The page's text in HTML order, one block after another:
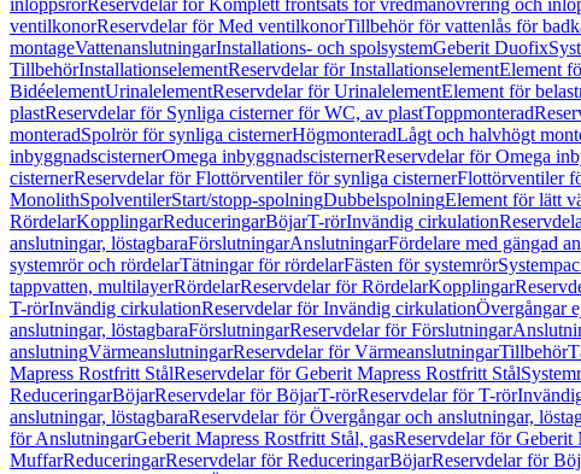
inloppsrörReservdelar för Komplett frontsats för vredmanövrering och
ventilkonorReservdelar för Med ventilkonorTillbehör för vattenlås för
montageVattenanslutningarInstallations- och spolsystemGeberit Duofix
TillbehörInstallationselementReservdelar för InstallationselementElement
BidéelementUrinalelementReservdelar för UrinalelementElement för
plastReservdelar för Synliga cisterner för WC, av plastToppmonterad
monteradSpolrör för synliga cisternerHögmonteradLågt och halvhögt
inbyggnadscisternerOmega inbyggnadscisternerReservdelar för Omega
cisternerReservdelar för Flottörventiler för synliga cisternerFlottörventiler
MonolithSpolventilerStart/stopp-spolningDubbelspolningElement för lätt
RördelarKopplingarReduceringarBöjarT-rörInvändig cirkulation
anslutningar, löstagbaraFörslutningarAnslutningarFördelare med gängad
systemrör och rördelarTätningar för rördelarFästen för systemrör
tappvatten, multilayerRördelarReservdelar för RördelarKopplingar
T-rörInvändig cirkulationReservdelar för Invändig cirkulationÖvergångar
anslutningar, löstagbaraFörslutningarReservdelar för Förslutningar
anslutningVärmeanslutningarReservdelar för VärmeanslutningarTillbehör
Mapress Rostfritt StålReservdelar för Geberit Mapress Rostfritt Stål
ReduceringarBöjarReservdelar för BöjarT-rörReservdelar för T-rör
anslutningar, löstagbaraReservdelar för Övergångar och anslutningar,
för AnslutningarGeberit Mapress Rostfritt Stål, gasReservdelar för Geberit
MuffarReduceringarReservdelar för ReduceringarBöjarReservdelar för